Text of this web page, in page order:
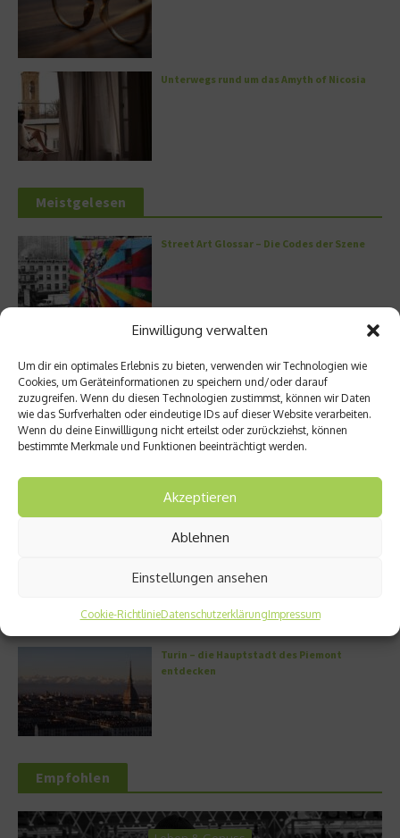
Einwilligung verwalten
Um dir ein optimales Erlebnis zu bieten, verwenden wir Technologien wie
Cookies, um Geräteinformationen zu speichern und/oder darauf
zuzugreifen. Wenn du diesen Technologien zustimmst, können wir Daten
wie das Surfverhalten oder eindeutige IDs auf dieser Website verarbeiten.
Wenn du deine Einwillligung nicht erteilst oder zurückziehst, können
bestimmte Merkmale und Funktionen beeinträchtigt werden.
Akzeptieren
Ablehnen
Einstellungen ansehen
Cookie-RichtlinieDatenschutzerklärungImpressum
Unterwegs rund um das Amyth of Nicosia
Meistgelesen
Street Art Glossar – Die Codes der Szene
Kann man Hunde vegan ernähren?
Turin – die Hauptstadt des Piemont
entdecken
Empfohlen